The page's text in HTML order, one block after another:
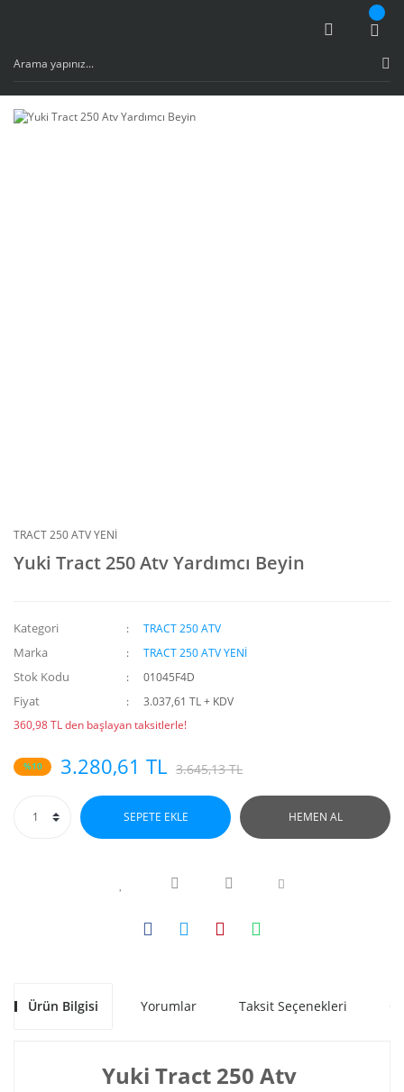
TRACT 250 ATV YENİ
Yuki Tract 250 Atv Yardımcı Beyin
Kategori TRACT 250 ATV
Marka TRACT 250 ATV YENİ
Stok Kodu 01045F4D
Fiyat
3.037,61 TL + KDV
360,98 TL den başlayan taksitlerle!
%10 3.280,61 TL 3.645,13 TL
SEPETE EKLE HEMEN AL
Ürün Bilgisi Yorumlar Taksit Seçenekleri
Yuki Tract 250 Atv